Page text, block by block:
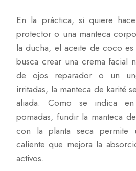
En la práctica, si quiere
protector o una manteca
la ducha, el aceite de coco
busca crear una crema facial
de ojos reparador o un
irritadas, la manteca de karité
aliada. Como se indica en
pomadas, fundir la manteca
con la planta seca permite
caliente que mejora la
activos.